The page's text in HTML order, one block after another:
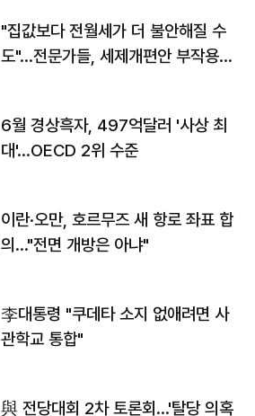
"집값보다 전월세가 더 불안해질 수
도"…전문가들, 세제개편안 부작용
6월 경상흑자, 497억달러 '사상 최
대'…OECD 2위 수준
이란·오만, 호르무즈 새 항로 좌표 합
의…"전면 개방은 아냐"
李대통령 "쿠데타 소지 없애려면 사
관학교 통합"
與 전당대회 2차 토론회…'탈당 의혹